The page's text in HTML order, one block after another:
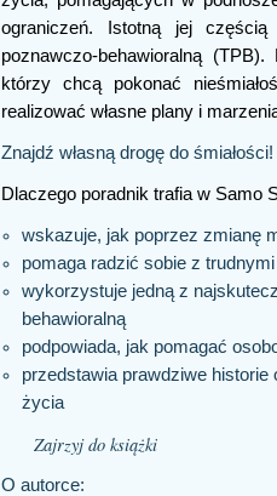
ograniczeń. Istotną jej
poznawczo-behawioralną
którzy chcą pokonać
realizować własne plany i
Znajdź własną drogę do śmiałości!
Dlaczego poradnik trafia w Samo
wskazuje, jak poprzez zmianę
pomaga radzić sobie z
wykorzystuje jedną z
behawioralną
podpowiada, jak pomagać
przedstawia prawdziwe historie
życia
Zajrzyj do książki
O autorce: